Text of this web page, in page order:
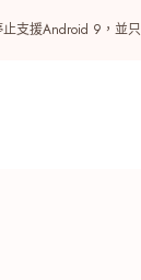
支援Android 9，並